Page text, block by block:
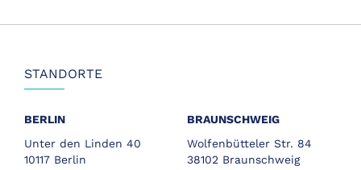
STANDORTE
BERLIN
Unter den Linden 40
10117 Berlin
BRAUNSCHWEIG
Wolfenbütteler Str. 84
38102 Braunschweig